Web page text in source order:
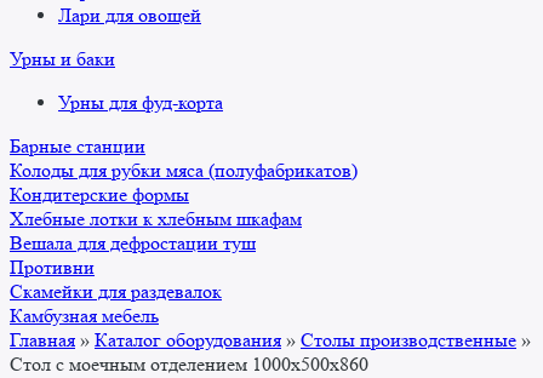
Лари для овощей
Урны и баки
Урны для фуд-корта
Барные станции
Колоды для рубки мяса (полуфабрикатов)
Кондитерские формы
Хлебные лотки к хлебным шкафам
Вешала для дефростации туш
Противни
Скамейки для раздевалок
Камбузная мебель
Главная » Каталог оборудования » Столы производственные »
Стол с моечным отделением 1000x500x860